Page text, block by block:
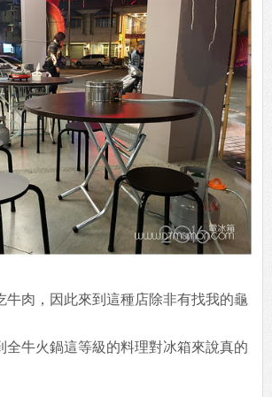
牛肉，因此來到這種店除非有找我的龜
全牛火鍋這等級的料理對冰箱來說真的